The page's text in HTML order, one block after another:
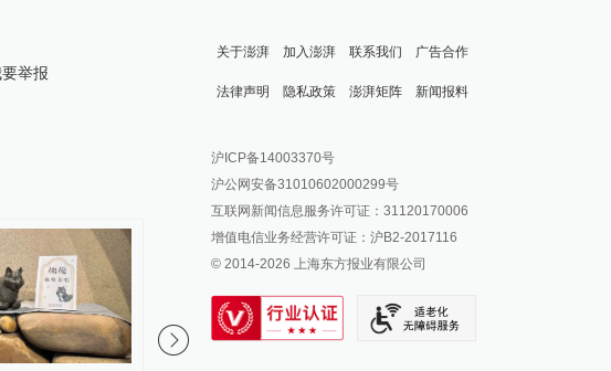
举报
关于澎湃 加入澎湃 联系我们 广告合作
法律声明 隐私政策 澎湃矩阵
澎湃新闻公众号
澎湃新闻抖音号
派生万物开放平台
IP SHANGHAI
SIXTH TONE
新闻报料
报料邮箱: news@thepaper.cn
沪ICP备14003370号
沪公网安备31010602000299号
互联网新闻信息服务许可证：31120170006
增值电信业务经营许可证：沪B2-2017116
© 2014-2026 上海东方报业有限公司